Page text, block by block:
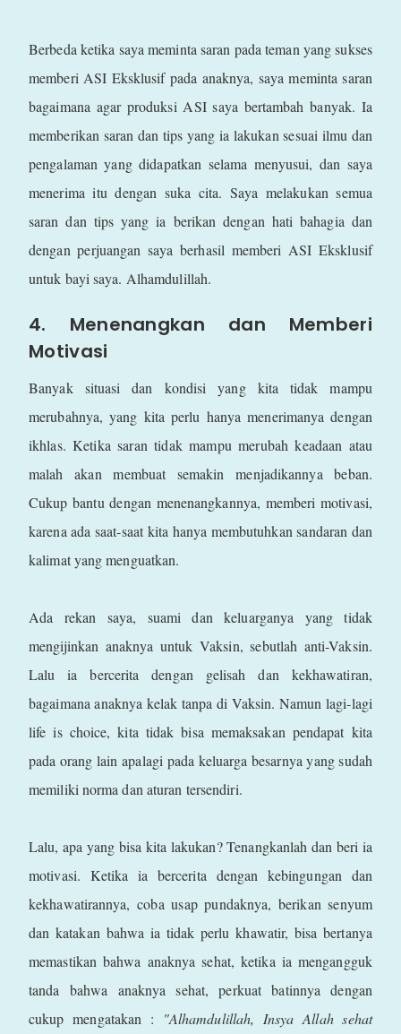
Berbeda ketika saya meminta saran pada teman yang sukses
memberi ASI Eksklusif pada anaknya, saya meminta saran
bagaimana agar produksi ASI saya bertambah banyak. Ia
memberikan saran dan tips yang ia lakukan sesuai ilmu dan
pengalaman yang didapatkan selama menyusui, dan saya
menerima itu dengan suka cita. Saya melakukan semua
saran dan tips yang ia berikan dengan hati bahagia dan
dengan perjuangan saya berhasil memberi ASI Eksklusif
untuk bayi saya. Alhamdulillah.
4. Menenangkan dan Memberi
Motivasi
Banyak situasi dan kondisi yang kita tidak mampu
merubahnya, yang kita perlu hanya menerimanya dengan
ikhlas. Ketika saran tidak mampu merubah keadaan atau
malah akan membuat semakin menjadikannya beban.
Cukup bantu dengan menenangkannya, memberi motivasi,
karena ada saat-saat kita hanya membutuhkan sandaran dan
kalimat yang menguatkan.
Ada rekan saya, suami dan keluarganya yang tidak
mengijinkan anaknya untuk Vaksin, sebutlah anti-Vaksin.
Lalu ia bercerita dengan gelisah dan kekhawatiran,
bagaimana anaknya kelak tanpa di Vaksin. Namun lagi-lagi
life is choice, kita tidak bisa memaksakan pendapat kita
pada orang lain apalagi pada keluarga besarnya yang sudah
memiliki norma dan aturan tersendiri.
Lalu, apa yang bisa kita lakukan? Tenangkanlah dan beri ia
motivasi. Ketika ia bercerita dengan kebingungan dan
kekhawatirannya, coba usap pundaknya, berikan senyum
dan katakan bahwa ia tidak perlu khawatir, bisa bertanya
memastikan bahwa anaknya sehat, ketika ia mengangguk
tanda bahwa anaknya sehat, perkuat batinnya dengan
cukup mengatakan :
"Alhamdulillah, Insya Allah sehat